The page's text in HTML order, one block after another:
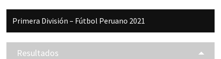
Barra
lateral
principal
Primera División – Fútbol Peruano 2021
Resultados